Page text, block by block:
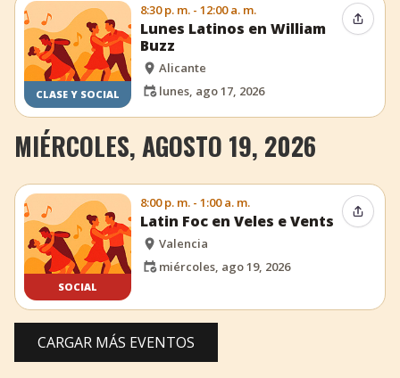
CLASE Y SOCIAL
8:30 p. m. - 12:00 a. m.
Lunes Latinos en William
Buzz
Alicante
lunes, ago 17, 2026
MIÉRCOLES, AGOSTO 19, 2026
SOCIAL
8:00 p. m. - 1:00 a. m.
Latin Foc en Veles e Vents
Valencia
miércoles, ago 19, 2026
CARGAR MÁS EVENTOS